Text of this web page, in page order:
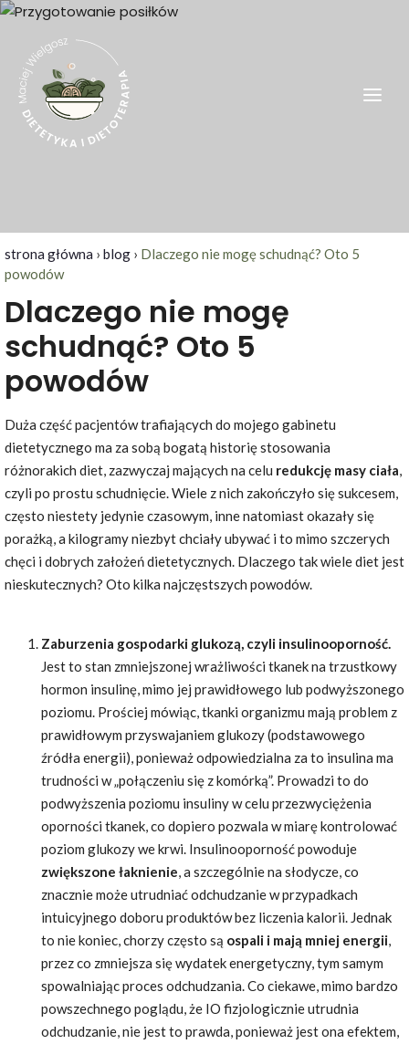
Skip
content
strona główna › blog › Dlaczego nie mogę schudnąć? Oto 5
powodów
Dlaczego nie mogę
schudnąć? Oto 5
powodów
Duża część pacjentów trafiających do mojego gabinetu
dietetycznego ma za sobą bogatą historię stosowania
różnorakich diet, zazwyczaj mających na celu redukcję masy ciała,
czyli po prostu schudnięcie. Wiele z nich zakończyło się sukcesem,
często niestety jedynie czasowym, inne natomiast okazały się
porażką, a kilogramy niezbyt chciały ubywać i to mimo szczerych
chęci i dobrych założeń dietetycznych. Dlaczego tak wiele diet jest
nieskutecznych? Oto kilka najczęstszych powodów.
Zaburzenia gospodarki glukozą, czyli insulinooporność.
Jest to stan zmniejszonej wrażliwości tkanek na trzustkowy
hormon insulinę, mimo jej prawidłowego lub podwyższonego
poziomu. Prościej mówiąc, tkanki organizmu mają problem z
prawidłowym przyswajaniem glukozy (podstawowego
źródła energii), ponieważ odpowiedzialna za to insulina ma
trudności w „połączeniu się z komórką”. Prowadzi to do
podwyższenia poziomu insuliny w celu przezwyciężenia
oporności tkanek, co dopiero pozwala w miarę kontrolować
poziom glukozy we krwi. Insulinooporność powoduje
zwiększone łaknienie, a szczególnie na słodycze, co
znacznie może utrudniać odchudzanie w przypadkach
intuicyjnego doboru produktów bez liczenia kalorii. Jednak
to nie koniec, chorzy często są ospali i mają mniej energii,
przez co zmniejsza się wydatek energetyczny, tym samym
spowalniając proces odchudzania. Co ciekawe, mimo bardzo
powszechnego poglądu, że IO fizjologicznie utrudnia
odchudzanie, nie jest to prawda, ponieważ jest ona efektem,